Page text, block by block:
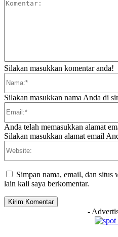
Silakan masukkan komentar anda!
Silakan masukkan nama Anda di
Anda telah memasukkan alamat
Silakan masukkan alamat email
Simpan nama, email, dan
lain kali saya berkomentar.
-